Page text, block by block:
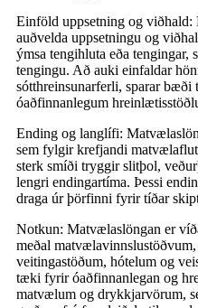
Einföld uppsetning og
auðvelda uppsetningu og
ýmsa tengihluta eða tengingar,
tengingu. Að auki einfaldar
sótthreinsunarferli, sparar
óaðfinnanlegum
Ending og langlífi:
sem fylgir krefjandi
sterk smíði tryggir slitþol,
lengri endingartíma. Þessi
draga úr þörfinni fyrir tíðar
Notkun: Matvælaslöngan er
meðal
veitingastöðum, hótelum og
tæki fyrir óaðfinnanlegan og
matvælum og drykkjarvörum,